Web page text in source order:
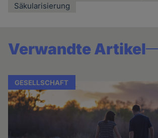
Säkularisierung
Verwandte Artikel
GESELLSCHAFT